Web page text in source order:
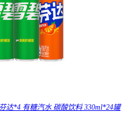
达*4 有糖汽水 碳酸饮料 330ml*24罐